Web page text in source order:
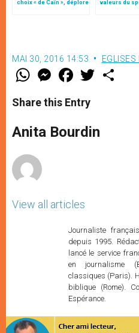
choix « de Caïn », déplore
valeurs du
MAI 30, 2016 14:53 EGLISES
W
t
s
p
p
M
e
s
e
g
e
F
a
e
b
o
k
w
r
Share this Entry
Anita Bourdin
View all articles
Journaliste
depuis 1995.
lancé le service
en journalisme
classiques (Paris).
biblique (Rome).
Espérance.